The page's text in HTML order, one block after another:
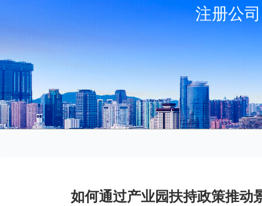
注册公
如何通过产业园扶持政策推动